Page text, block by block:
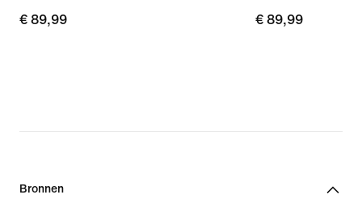
€ 89,99
€ 89,99
€ 89,99
€ 89,99
Bronnen